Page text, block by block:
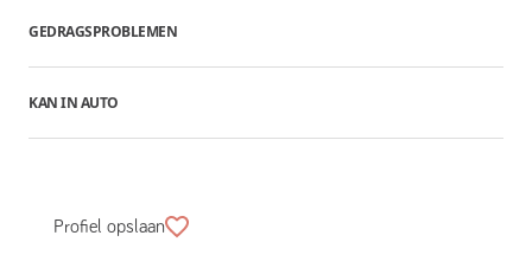
GEDRAGSPROBLEMEN
KAN IN AUTO
Profiel opslaan